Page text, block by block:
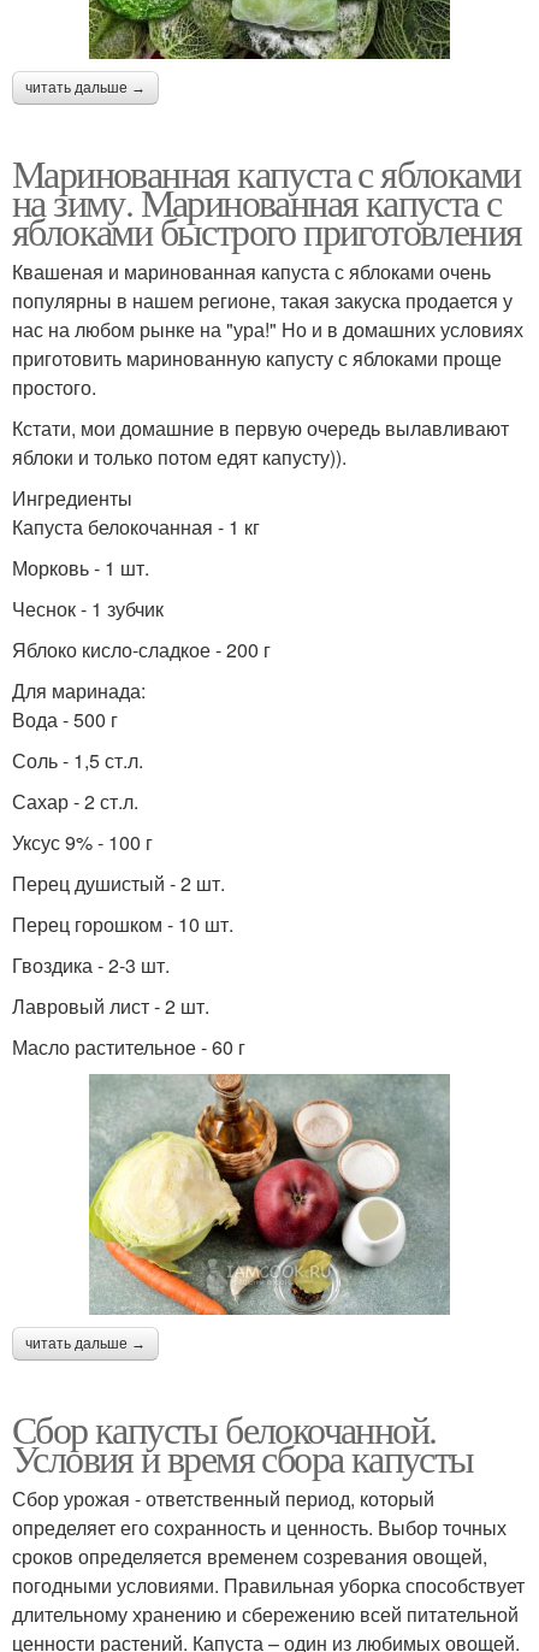
читать дальше →
Маринованная капуста с яблоками
на зиму. Маринованная капуста с
яблоками быстрого приготовления
Квашеная и маринованная капуста с яблоками очень
популярны в нашем регионе, такая закуска продается у
нас на любом рынке на "ура!" Но и в домашних условиях
приготовить маринованную капусту с яблоками проще
простого.
Кстати, мои домашние в первую очередь вылавливают
яблоки и только потом едят капусту)).
Ингредиенты
Капуста белокочанная - 1 кг
Морковь - 1 шт.
Чеснок - 1 зубчик
Яблоко кисло-сладкое - 200 г
Для маринада:
Вода - 500 г
Соль - 1,5 ст.л.
Сахар - 2 ст.л.
Уксус 9% - 100 г
Перец душистый - 2 шт.
Перец горошком - 10 шт.
Гвоздика - 2-3 шт.
Лавровый лист - 2 шт.
Масло растительное - 60 г
читать дальше →
Сбор капусты белокочанной.
Условия и время сбора капусты
Сбор урожая - ответственный период, который
определяет его сохранность и ценность. Выбор точных
сроков определяется временем созревания овощей,
погодными условиями. Правильная уборка способствует
длительному хранению и сбережению всей питательной
ценности растений. Капуста – один из любимых овощей.